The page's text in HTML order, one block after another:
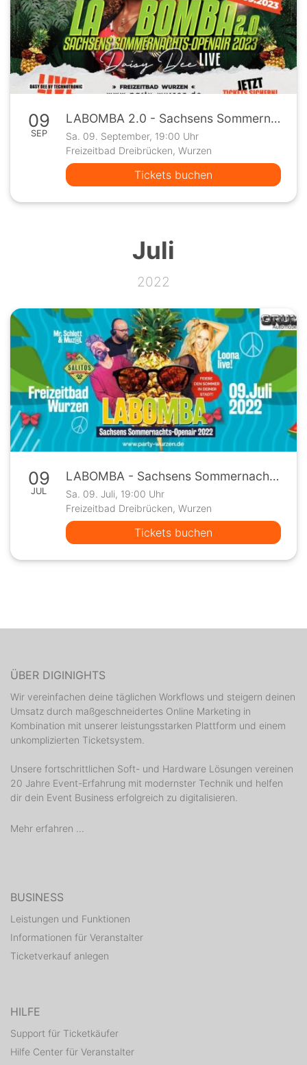
09
SEP
LABOMBA 2.0 - Sachsens Sommernachts Open Air 2023
Sa. 09. September, 19:00 Uhr
Freizeitbad Dreibrücken, Wurzen
Tickets buchen
Juli
2022
09
JUL
LABOMBA - Sachsens Sommernachts Open Air 2022
Sa. 09. Juli, 19:00 Uhr
Freizeitbad Dreibrücken, Wurzen
Tickets buchen
ÜBER DIGINIGHTS
Wir vereinfachen deine täglichen Workflows und steigern deinen
Umsatz durch maßgeschneidertes Online Marketing in
Kombination mit unserer leistungsstarken Plattform und einem
unkomplizierten Ticketsystem.
Unsere fortschrittlichen Soft- und Hardware Lösungen vereinen
20 Jahre Event-Erfahrung mit modernster Technik und helfen
dir dein Event Business erfolgreich zu digitalisieren.
Mehr erfahren ...
BUSINESS
Leistungen und Funktionen
Informationen für Veranstalter
Ticketverkauf anlegen
HILFE
Support für Ticketkäufer
Hilfe Center für Veranstalter